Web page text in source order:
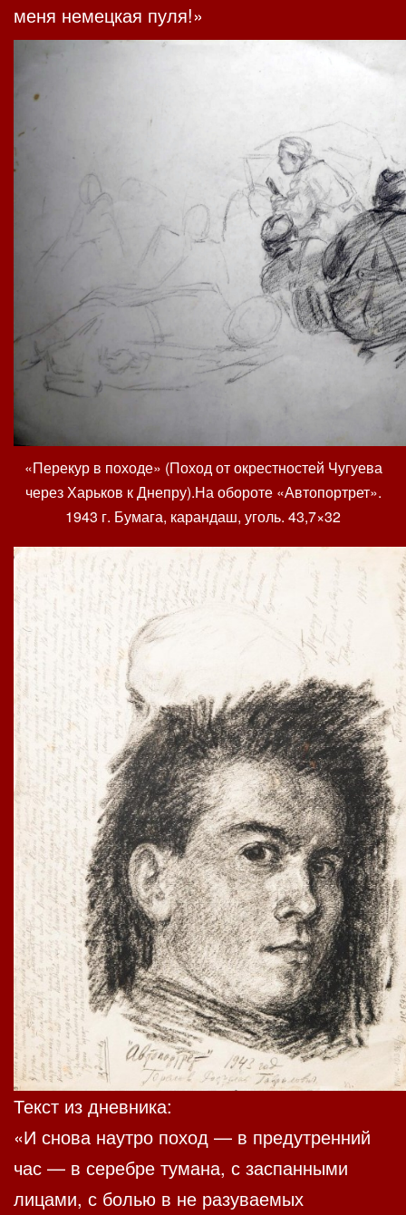
меня немецкая пуля!»
«Перекур в походе» (Поход от окрестностей Чугуева
через Харьков к Днепру).На обороте «Автопортрет».
1943 г. Бумага, карандаш, уголь. 43,7×32
Текст из дневника:
«И снова наутро поход — в предутренний
час — в серебре тумана, с заспанными
лицами, с болью в не разуваемых